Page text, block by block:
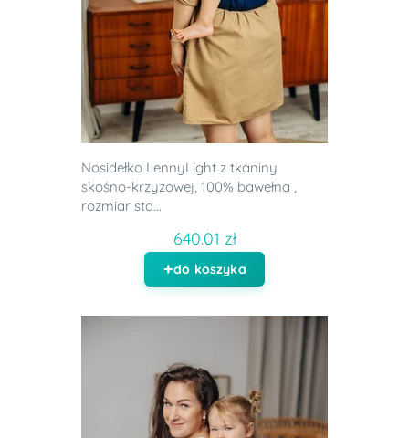
Nosidełko LennyLight z tkaniny
skośno-krzyżowej, 100% bawełna ,
rozmiar sta...
640.01 zł
do koszyka